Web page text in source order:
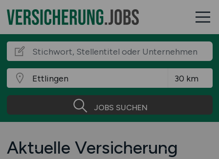
JOBS SUCHEN
Aktuelle Versicherung